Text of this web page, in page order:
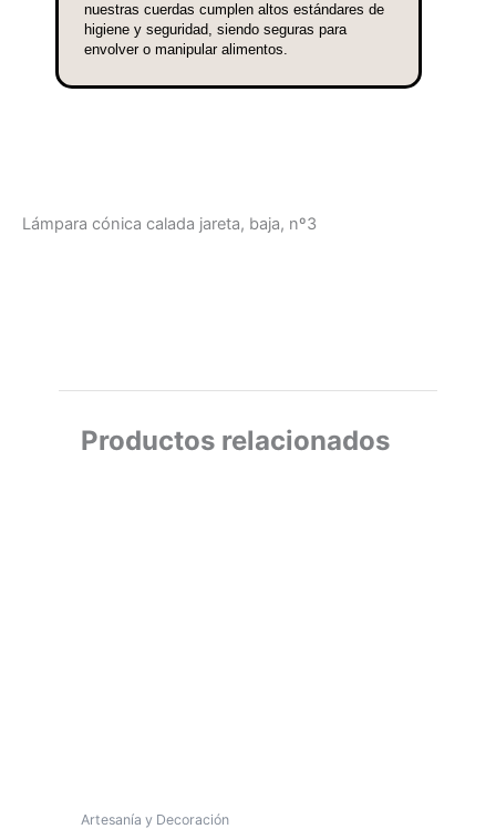
nuestras cuerdas cumplen altos estándares de
higiene y seguridad, siendo seguras para
envolver o manipular alimentos.
Lámpara cónica calada jareta, baja, nº3
Productos relacionados
Artesanía y Decoración